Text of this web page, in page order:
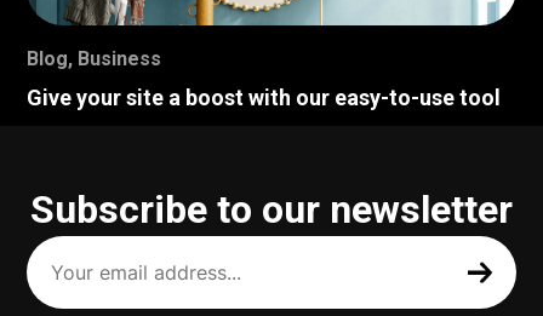
Blog, Business
Give your site a boost with our easy-to-use tool
Subscribe to our newsletter
Your
email
address
(Required)